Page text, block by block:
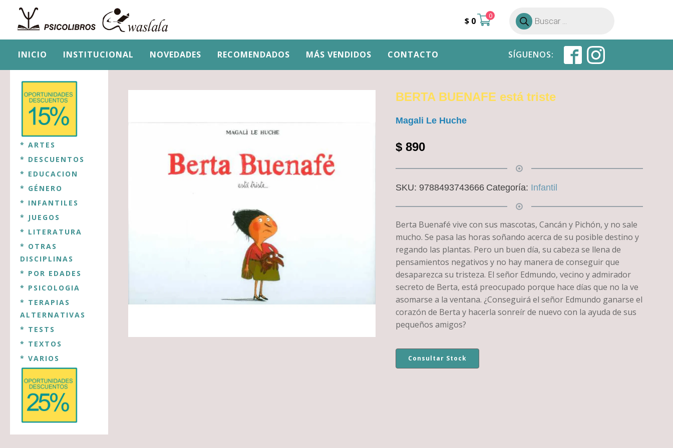
$ 0 0
Búsqueda
de
productos
INICIO INSTITUCIONAL NOVEDADES RECOMENDADOS MÁS VENDIDOS CONTACTO SÍGUENOS:
* ARTES
* DESCUENTOS
* EDUCACION
* GÉNERO
* INFANTILES
* JUEGOS
* LITERATURA
* OTRAS
DISCIPLINAS
* POR EDADES
* PSICOLOGIA
* TERAPIAS
ALTERNATIVAS
* TESTS
* TEXTOS
* VARIOS
BERTA BUENAFE está triste
Magali Le Huche
$890
SKU: 9788493743666 Categoría: Infantil
Berta Buenafé vive con sus mascotas, Cancán y Pichón, y no sale
mucho. Se pasa las horas soñando acerca de su posible destino y
regando las plantas. Pero un buen día, su cabeza se llena de
pensamientos negativos y no hay manera de conseguir que
desaparezca su tristeza. El señor Edmundo, vecino y admirador
secreto de Berta, está preocupado porque hace días que no la ve
asomarse a la ventana. ¿Conseguirá el señor Edmundo ganarse el
corazón de Berta y hacerla sonreír de nuevo con la ayuda de sus
pequeños amigos?
Consultar Stock